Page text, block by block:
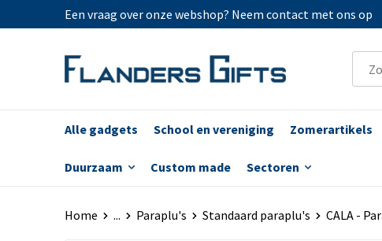
Een vraag over onze webshop? Neem contact met ons op
Alle gadgets School en vereniging Zomerartikels
Duurzaam Custom made Sectoren
Home ... Paraplu's Standaard paraplu's CALA -